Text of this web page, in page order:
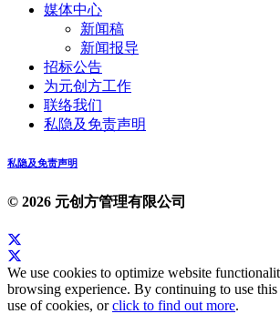
媒体中心
新闻稿
新闻报导
招标公告
为元创方工作
联络我们
私隐及免责声明
私隐及免责声明
© 2026 元创方管理有限公司
We use cookies to optimize website
browsing experience. By continuing to use
use of cookies, orclick to find out more.